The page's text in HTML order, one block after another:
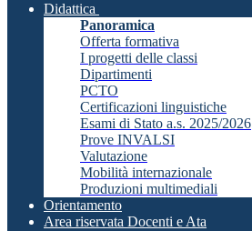
Didattica
Panoramica
Offerta formativa
I progetti delle classi
Dipartimenti
PCTO
Certificazioni linguistiche
Esami di Stato a.s. 2025/2026
Prove INVALSI
Valutazione
Mobilità internazionale
Produzioni multimediali
Orientamento
Area riservata Docenti e Ata